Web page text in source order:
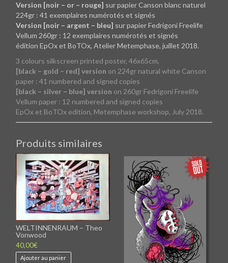
Version [noir – or – rouge] sur papier Canson blanc naturel
224gr : 41 exemplaires numérotés et signés
Version [noir – argent – bleu] sur papier Fedrigoni Freelife
Vellum 260gr : 12 exemplaires numérotés et signés
édition EpOx et BoTOx, Atelier Metemphase, juillet 2018.
3 colours silkscreen printed poster, 46x65cm,
[black – gold – red] version on 224gr natural white Canson
paper : 41 numbered and signed copies
[black – silver – blue] version on 260gr Fedrigoni Freelife
Vellum paper : 12 numbered and signed copies
EpOx et BoTOx edition, Metemphase workshop, July 2018.
Produits similaires
WELTINNENRAUM – Theo
Vonwood
40,00€
Ajouter au panier